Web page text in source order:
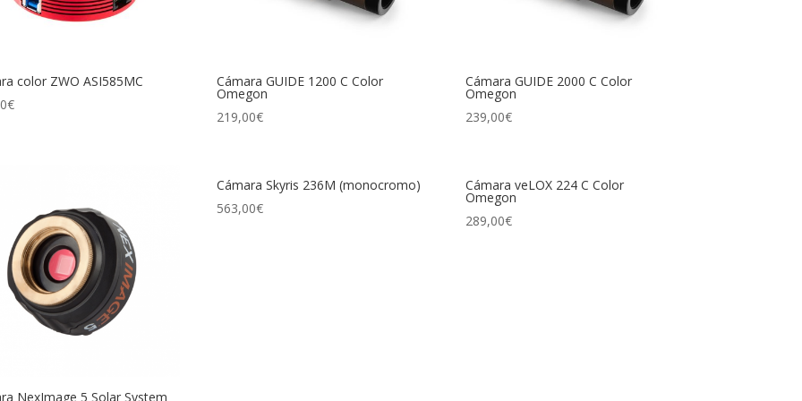
color ZWO ASI585MC
€
Cámara GUIDE 1200 C Color
Omegon
219,00€
Cámara GUIDE 2000 C Color
Omegon
239,00€
NexImage 5 Solar System
Cámara Skyris 236M (monocromo)
563,00€
Cámara veLOX 224 C Color
Omegon
289,00€